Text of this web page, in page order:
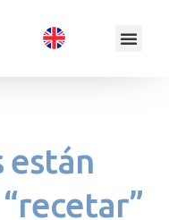
están